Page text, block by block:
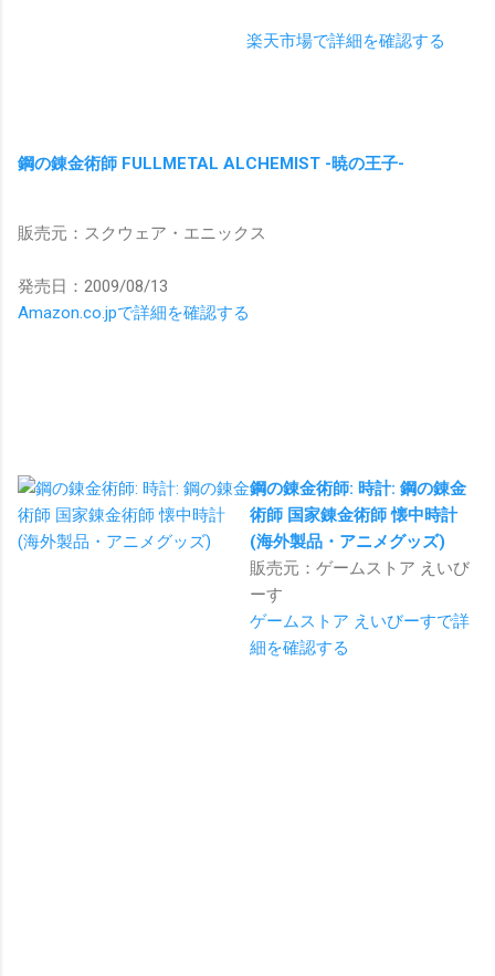
楽天市場で詳細を確認する
鋼の錬金術師 FULLMETAL ALCHEMIST -暁の王子-
販売元：スクウェア・エニックス
発売日：2009/08/13
Amazon.co.jpで詳細を確認する
鋼の錬金術師: 時計: 鋼の錬金
術師 国家錬金術師 懐中時計
(海外製品・アニメグッズ)
販売元：ゲームストア えいび
ーす
ゲームストア えいびーすで詳
細を確認する